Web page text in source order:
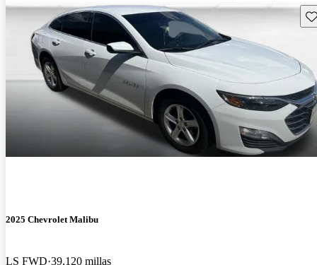
2025 Chevrolet Malibu
LS FWD 39,120 millas